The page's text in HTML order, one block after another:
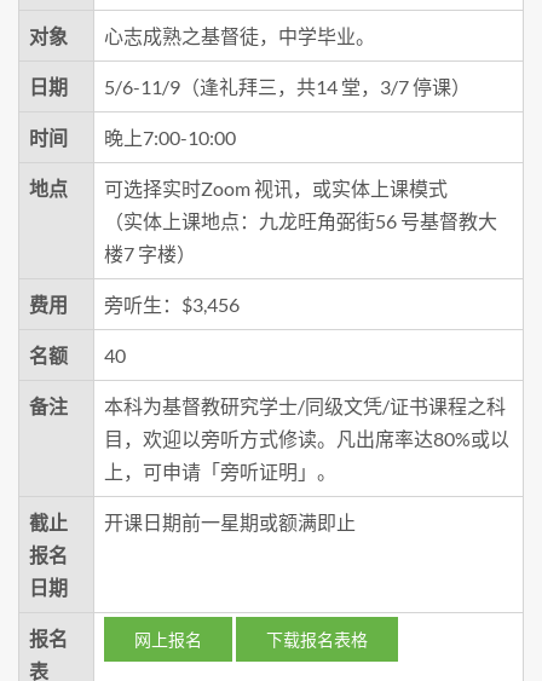
对象 心志成熟之基督徒，中学毕业。
日期 5/6-11/9（逢礼拜三，共14 堂，3/7 停课）
时间 晚上7:00-10:00
地点
可选择实时Zoom 视讯，或实体上课模式
（实体上课地点：九龙旺角弼街56 号基督教大
楼7 字楼）
费用 旁听生：$3,456
名额 40
备注
本科为基督教研究学士/同级文凭/证书课程之科
目，欢迎以旁听方式修读。凡出席率达80%或以
上，可申请「旁听证明」。
截止
报名
日期
开课日期前一星期或额满即止
报名
表
网上报名 下载报名表格